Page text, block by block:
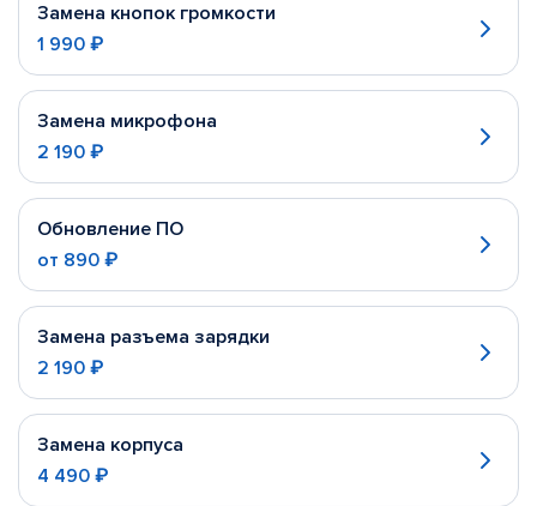
Замена кнопок громкости
1 990 ₽
Замена микрофона
2 190 ₽
Обновление ПО
от 890 ₽
Замена разъема зарядки
2 190 ₽
Замена корпуса
4 490 ₽